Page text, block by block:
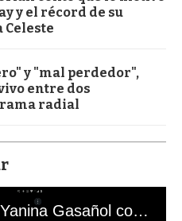
y el récord de su
Celeste
y "mal perdedor",
entre dos
radial
El mal momento de Yanina Gasañol con un hincha argentino en "Subrayado"